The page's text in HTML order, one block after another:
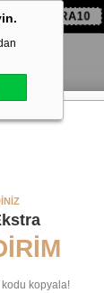
KOD: SEYRA10
kodu kopyala!